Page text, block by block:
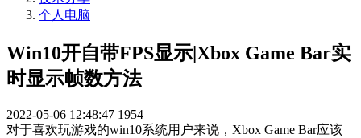
个人电脑
Win10开自带FPS显示|Xbox Game Bar实
时显示帧数方法
2022-05-06 12:48:47 1954
对于喜欢玩游戏的win10系统用户来说，Xbox Game Bar应该